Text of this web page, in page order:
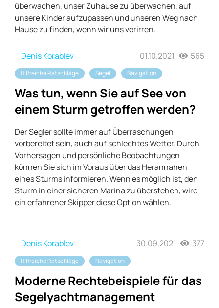
überwachen, unser Zuhause zu überwachen, auf
unsere Kinder aufzupassen und unseren Weg nach
Hause zu finden, wenn wir uns verirren.
Denis Korablev 01.10.2021 565
Hilfreiche Ratschläge Segel Navigation
Was tun, wenn Sie auf See von
einem Sturm getroffen werden?
Der Segler sollte immer auf Überraschungen
vorbereitet sein, auch auf schlechtes Wetter. Durch
Vorhersagen und persönliche Beobachtungen
können Sie sich im Voraus über das Herannahen
eines Sturms informieren. Wenn es möglich ist, den
Sturm in einer sicheren Marina zu überstehen, wird
ein erfahrener Skipper diese Option wählen.
Denis Korablev 30.09.2021 377
Hilfreiche Ratschläge Navigation
Moderne Rechtebeispiele für das
Segelyachtmanagement